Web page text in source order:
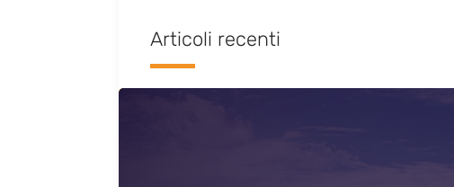
Articoli recenti